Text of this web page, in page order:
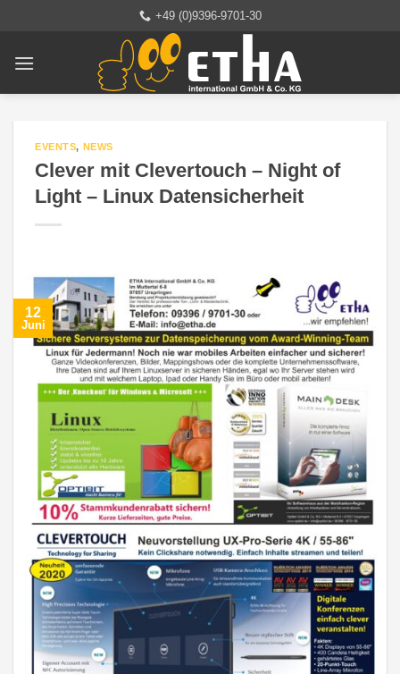
springen
+49 (0)9396-9701-30
EVENTS, NEWS
Clever mit Clevertouch – Night of
Light – Linux Datensicherheit
12
Juni